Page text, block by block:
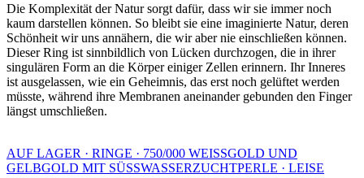
Die Komplexität der Natur sorgt dafür, dass wir sie immer noch
kaum darstellen können. So bleibt sie eine imaginierte Natur, deren
Schönheit wir uns annähern, die wir aber nie einschließen können.
Dieser Ring ist sinnbildlich von Lücken durchzogen, die in ihrer
singulären Form an die Körper einiger Zellen erinnern. Ihr Inneres
ist ausgelassen, wie ein Geheimnis, das erst noch gelüftet werden
müsste, während ihre Membranen aneinander gebunden den Finger
längst umschließen.
AUF LAGER · RINGE · 750/000 WEISSGOLD UND
GELBGOLD MIT SÜSSWASSERZUCHTPERLE · LEISE